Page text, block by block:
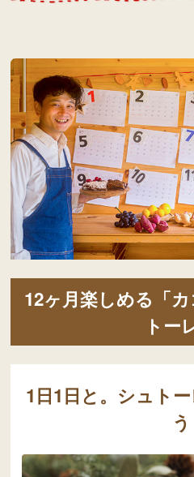
12ヶ月楽しめる「
トー
1日1日と。シュト
う